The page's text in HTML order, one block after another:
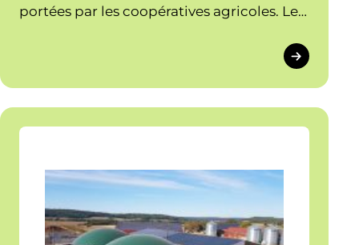
portées par les coopératives agricoles. Les